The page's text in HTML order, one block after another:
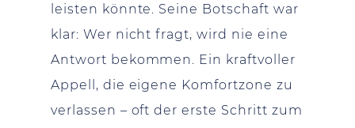
leisten könnte. Seine Botschaft war
klar: Wer nicht fragt, wird nie eine
Antwort bekommen. Ein kraftvoller
Appell, die eigene Komfortzone zu
verlassen – oft der erste Schritt zum